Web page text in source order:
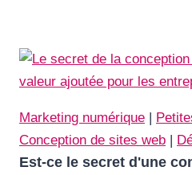
Marketing numérique |
Conception de sites web |
Est-ce le secret d'une